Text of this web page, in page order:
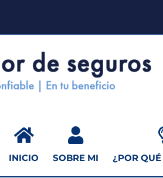
INICIO SOBRE MI ¿POR